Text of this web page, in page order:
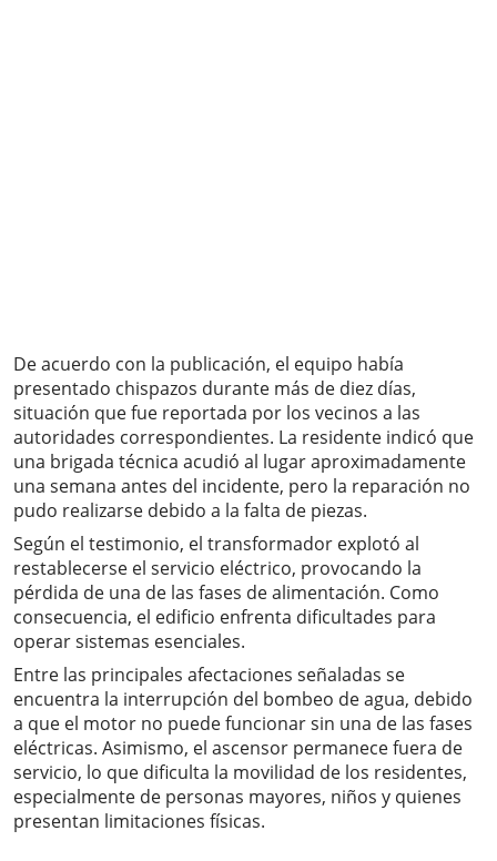
De acuerdo con la publicación, el equipo había
presentado chispazos durante más de diez días,
situación que fue reportada por los vecinos a las
autoridades correspondientes. La residente indicó que
una brigada técnica acudió al lugar aproximadamente
una semana antes del incidente, pero la reparación no
pudo realizarse debido a la falta de piezas.
Según el testimonio, el transformador explotó al
restablecerse el servicio eléctrico, provocando la
pérdida de una de las fases de alimentación. Como
consecuencia, el edificio enfrenta dificultades para
operar sistemas esenciales.
Entre las principales afectaciones señaladas se
encuentra la interrupción del bombeo de agua, debido
a que el motor no puede funcionar sin una de las fases
eléctricas. Asimismo, el ascensor permanece fuera de
servicio, lo que dificulta la movilidad de los residentes,
especialmente de personas mayores, niños y quienes
presentan limitaciones físicas.